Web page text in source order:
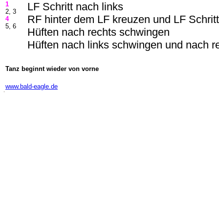
1
2, 3
4
5, 6
LF Schritt nach links
RF hinter dem LF kreuzen und LF
Hüften nach rechts schwingen
Hüften nach links schwingen und nach
Tanz beginnt wieder von vorne
www.bald-eagle.de